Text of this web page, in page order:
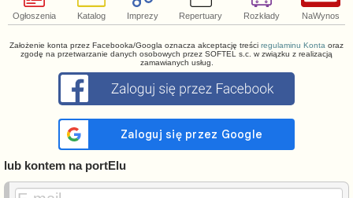
Ogłoszenia Katalog Imprezy Repertuary Rozkłady NaWynos
Założenie konta przez Facebooka/Googla oznacza akceptację treści regulaminu Konta oraz
zgodę na przetwarzanie danych osobowych przez SOFTEL s.c. w związku z realizacją
zamawianych usług.
lub kontem na portElu